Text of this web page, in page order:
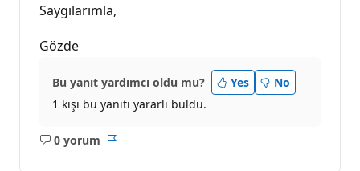
Saygılarımla,
Gözde
Bu yanıt yardımcı oldu mu? Yes
No
1 kişi bu yanıtı yararlı buldu.
0 yorum
Açıklama